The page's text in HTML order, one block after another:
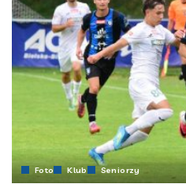
Foto Klub Seniorzy